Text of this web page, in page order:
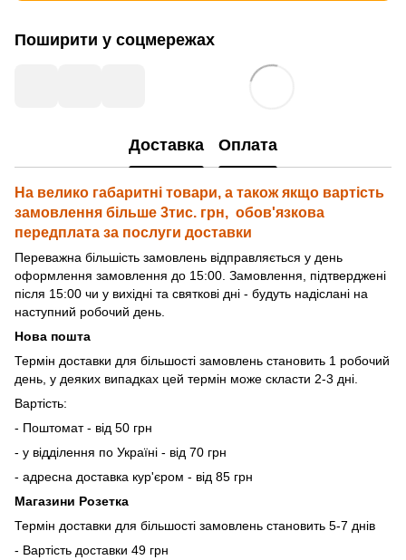
Поширити у соцмережах
Доставка Оплата
На велико габаритні товари, а також якщо вартість
замовлення більше 3тис. грн, обов'язкова
передплата за послуги доставки
Переважна більшість замовлень відправляється у день
оформлення замовлення до 15:00. Замовлення, підтверджені
після 15:00 чи у вихідні та святкові дні - будуть надіслані на
наступний робочий день.
Нова пошта
Термін доставки для більшості замовлень становить 1 робочий
день, у деяких випадках цей термін може скласти 2-3 дні.
Вартість:
- Поштомат - від 50 грн
- у відділення по Україні - від 70 грн
- адресна доставка кур'єром - від 85 грн
Магазини Розетка
Термін доставки для більшості замовлень становить 5-7 днів
- Вартість доставки 49 грн